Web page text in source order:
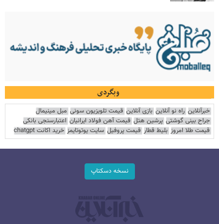
وبگردی
خبرآنلاین راه نو آنلاین بازی آنلاین قیمت تلویزیون سونی مبل مینیمال
جراح بینی گوشتی پرشین هتل قیمت آهن فولاد ایرانیان اعتبارسنجی بانکی
قیمت طلا امروز بلیط قطار قیمت پروفیل سایت یوتوتایمز خرید اکانت chatgpt
نسخه دسکتاپ